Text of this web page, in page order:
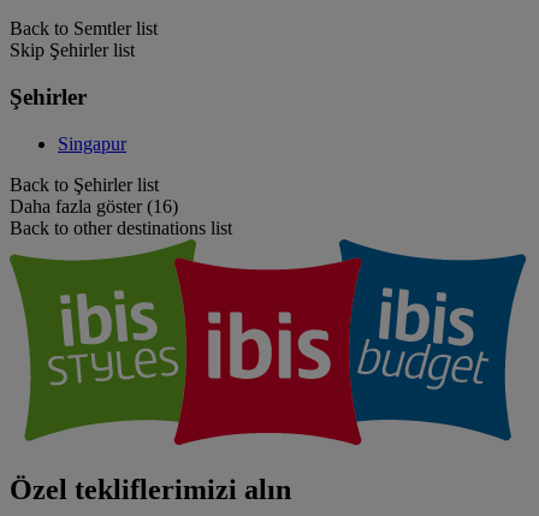
Back to Semtler list
Skip Şehirler list
Şehirler
Singapur
Back to Şehirler list
Daha fazla göster (16)
Back to other destinations list
Özel tekliflerimizi alın